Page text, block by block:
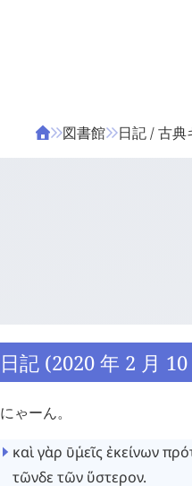
図書館 日記 / 古
日記 (2020 年 2 月
にゃーん。
καὶγὰρ ῡ῾
μεῖς ἐκείνων
τῶνδε τῶν ὕστερον.